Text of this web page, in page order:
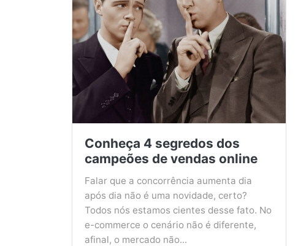
Conheça 4 segredos dos
campeões de vendas online
Falar que a concorrência aumenta dia
após dia não é uma novidade, certo?
Todos nós estamos cientes desse fato. No
e-commerce o cenário não é diferente,
afinal, o mercado não...